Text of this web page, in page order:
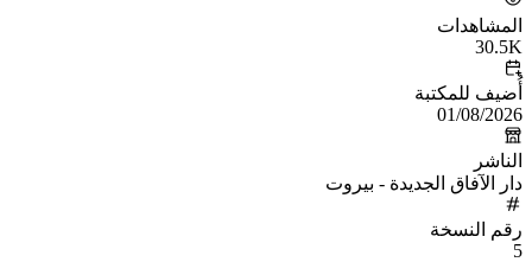
المشاهدات
30.5K
أُضيف للمكتبة
01/08/2026
الناشر
دار الآفاق الجديدة - بيروت
رقم النسخة
5